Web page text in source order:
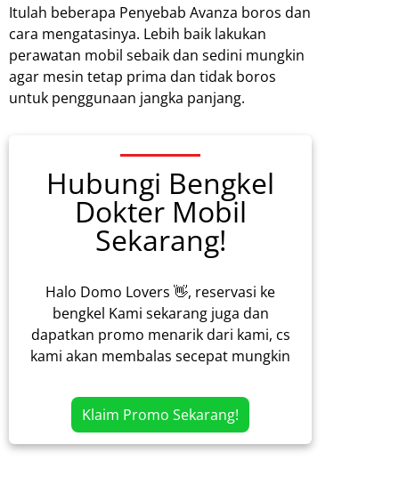
Itulah beberapa Penyebab Avanza boros dan
cara mengatasinya. Lebih baik lakukan
perawatan mobil sebaik dan sedini mungkin
agar mesin tetap prima dan tidak boros
untuk penggunaan jangka panjang.
Hubungi Bengkel
Dokter Mobil
Sekarang!
Halo Domo Lovers 👋, reservasi ke
bengkel Kami sekarang juga dan
dapatkan promo menarik dari kami, cs
kami akan membalas secepat mungkin
Klaim Promo Sekarang!